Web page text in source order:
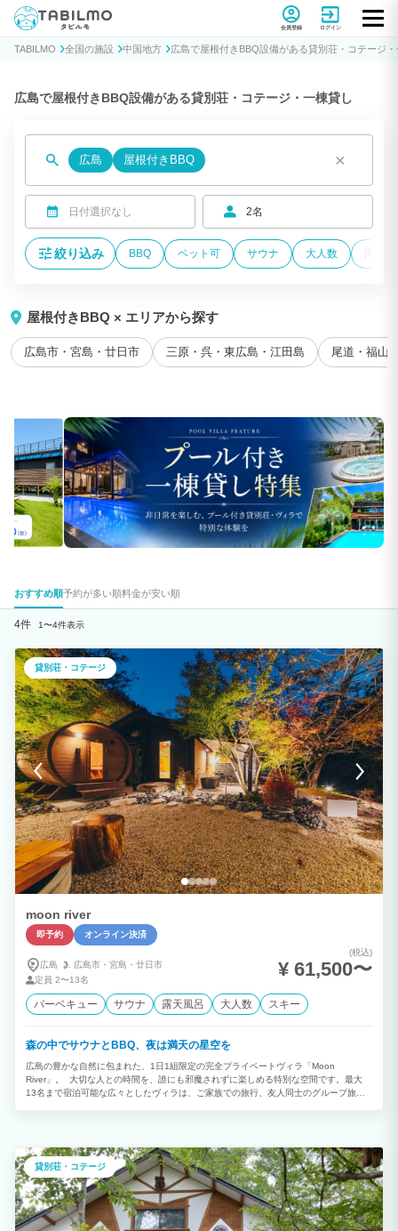
貸別荘コテージ・一棟貸し宿泊予約サイトTABILMO(タビルモ)
会員登録 ログイン
TABILMO 全国の施設 中国地方 広島で屋根付きBBQ設備がある貸別荘・コテージ
広島で屋根付きBBQ設備がある貸別荘・コテージ・一棟貸し
広島 屋根付きBBQ ×
日付選択なし 2名
絞り込み BBQ ペット可 サウナ 大人数 海が
屋根付きBBQ × エリアから探す
広島市・宮島・廿日市 三原・呉・東広島・江田島 尾道・福山
おすすめ順予約が多い順料金が安い順
4件 1〜4件表示
貸別荘・コテージ
moon river
即予約 オンライン決済
広島 広島市・ 宮島・ 廿日市
定員 2〜13名
(税込)
¥ 61,500〜
バーベキュー サウナ 露天風呂 大人数 スキー
森の中でサウナとBBQ、夜は満天の星空を
広島の豊かな自然に包まれた、1日1組限定の完全プライベートヴィラ「Moon
River」。 大切な人との時間を、誰にも邪魔されずに楽しめる特別な空間です。最大
13名まで宿泊可能な広々としたヴィラは、ご家族での旅行、友人同士のグループ旅、
最大の魅力は、宿泊者だけが味わえる充実した癒し体験。バレルサウナで汗を流した後
は、露天風呂や自然の中での外気浴で贅沢な「ととのう」時間を。夜には星空を眺めな
がらのBBQや団らんなど、普段とは違う特別な思い出を作ることができます。 さら
に、敷地内にはグランピングドームも完備。ヴィラの快適さとアウトドアの楽しさを融
合した、ここでしか味わえない滞在体験をご提供します。 完全貸切だから、小さなお
子様連れのご家族も、周囲を気にせず思い思いの時間を満喫できます。 「ただ泊ま
る」だけではなく、「大切な人との思い出をつくる場所」へ。 広島での特別な旅行に
貸別荘・コテージ